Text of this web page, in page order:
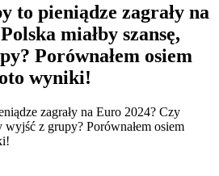
to pieniądze zagrały na
miałby szansę,
Porównałem osiem
wyniki!